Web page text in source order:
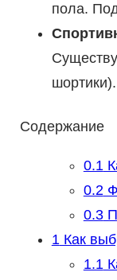
пола.
Содержание
0.1
0.2
0.3
1Как
1.1